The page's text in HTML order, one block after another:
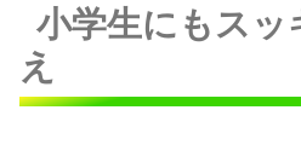
小学生にもス
え